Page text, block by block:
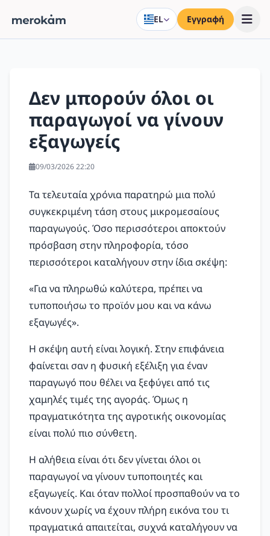
EL Εγγραφή
Δεν μπορούν όλοι οι
παραγωγοί να γίνουν
εξαγωγείς
09/03/2026 22:20
Τα τελευταία χρόνια παρατηρώ μια πολύ
συγκεκριμένη τάση στους μικρομεσαίους
παραγωγούς. Όσο περισσότεροι αποκτούν
πρόσβαση στην πληροφορία, τόσο
περισσότεροι καταλήγουν στην ίδια σκέψη:
«Για να πληρωθώ καλύτερα, πρέπει να
τυποποιήσω το προϊόν μου και να κάνω
εξαγωγές».
Η σκέψη αυτή είναι λογική. Στην επιφάνεια
φαίνεται σαν η φυσική εξέλιξη για έναν
παραγωγό που θέλει να ξεφύγει από τις
χαμηλές τιμές της αγοράς. Όμως η
πραγματικότητα της αγροτικής οικονομίας
είναι πολύ πιο σύνθετη.
Η αλήθεια είναι ότι δεν γίνεται όλοι οι
παραγωγοί να γίνουν τυποποιητές και
εξαγωγείς. Και όταν πολλοί προσπαθούν να το
κάνουν χωρίς να έχουν πλήρη εικόνα του τι
πραγματικά απαιτείται, συχνά καταλήγουν να